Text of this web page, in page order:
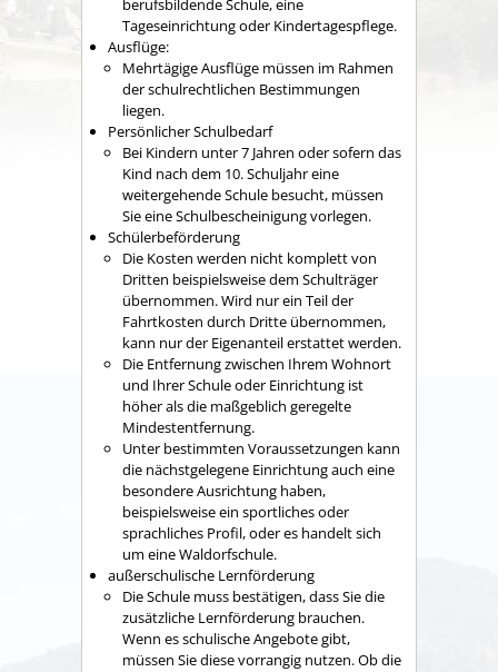
berufsbildende Schule, eine
Tageseinrichtung oder Kindertagespflege.
Ausflüge:
Mehrtägige Ausflüge müssen im Rahmen
der schulrechtlichen Bestimmungen
liegen.
Persönlicher Schulbedarf
Bei Kindern unter 7 Jahren oder sofern das
Kind nach dem 10. Schuljahr eine
weitergehende Schule besucht, müssen
Sie eine Schulbescheinigung vorlegen.
Schülerbeförderung
Die Kosten werden nicht komplett von
Dritten beispielsweise dem Schulträger
übernommen. Wird nur ein Teil der
Fahrtkosten durch Dritte übernommen,
kann nur der Eigenanteil erstattet werden.
Die Entfernung zwischen Ihrem Wohnort
und Ihrer Schule oder Einrichtung ist
höher als die maßgeblich geregelte
Mindestentfernung.
Unter bestimmten Voraussetzungen kann
die nächstgelegene Einrichtung auch eine
besondere Ausrichtung haben,
beispielsweise ein sportliches oder
sprachliches Profil, oder es handelt sich
um eine Waldorfschule.
außerschulische Lernförderung
Die Schule muss bestätigen, dass Sie die
zusätzliche Lernförderung brauchen.
Wenn es schulische Angebote gibt,
müssen Sie diese vorrangig nutzen. Ob die